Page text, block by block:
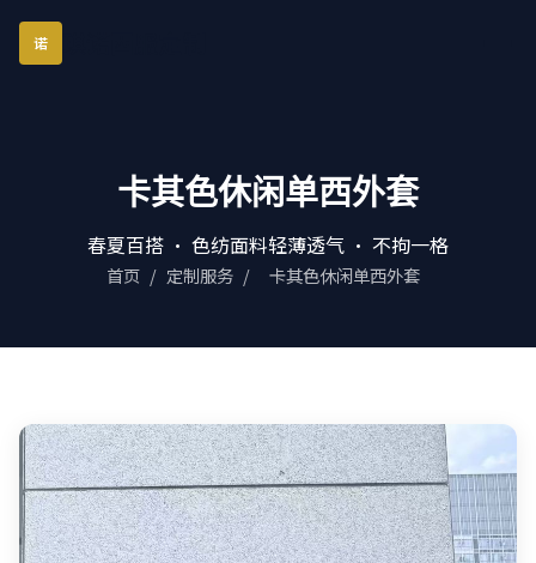
诺
卡其色休闲单西外套
春夏百搭 · 色纺面料轻薄透气 · 不拘一格
首页 / 定制服务 / 卡其色休闲单西外套